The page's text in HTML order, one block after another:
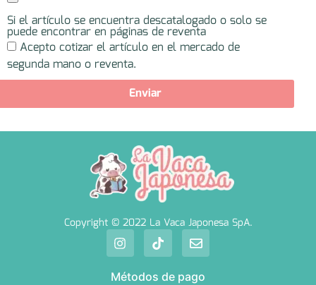
Si el artículo se encuentra descatalogado o solo se
puede encontrar en páginas de reventa
Acepto cotizar el artículo en el mercado de
segunda mano o reventa.
Enviar
Copyright © 2022 La Vaca Japonesa SpA.
Métodos de pago